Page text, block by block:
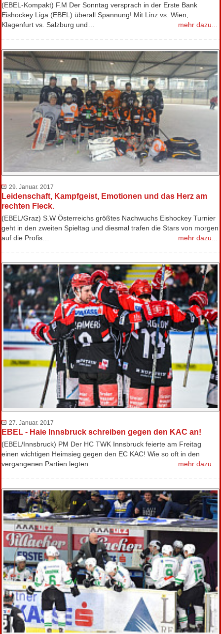
(EBEL-Kompakt) F.M Der Sonntag versprach in der Erste Bank
Eishockey Liga (EBEL) überall Spannung! Mit Linz vs. Wien,
Klagenfurt vs. Salzburg und…
mehr dazu...
29. Januar. 2017
Leidenschaft, Kampfgeist, Emotionen und das Herz am
rechten Fleck.
(EBEL/Graz) S.W Österreichs größtes Nachwuchs Eishockey Turnier
geht in den zweiten Spieltag und diesmal trafen die Stars von morgen
auf die Profis…
mehr dazu...
27. Januar. 2017
EBEL - Haie Innsbruck schreiben gegen den KAC an!
(EBEL/Innsbruck) PM Der HC TWK Innsbruck feierte am Freitag
einen wichtigen Heimsieg gegen den EC KAC! Wie so oft in den
vergangenen Partien legten…
mehr dazu...